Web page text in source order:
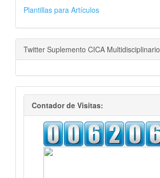
AUTORES
Plantillas para Artículos
Twitter Suplemento CICA Multidisciplinario
visitas
Contador de Visitas: